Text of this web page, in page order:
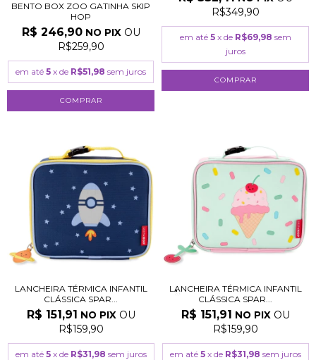
BENTO BOX ZOO GATINHA SKIP
HOP
R$ 246,90NO PIX OU
R$259,90
em até 5 x de R$51,98 sem juros
R$349,90
em até 5 x de R$69,98 sem
juros
LANCHEIRA TÉRMICA INFANTIL
CLÁSSICA SPAR...
R$ 151,91 NO PIX OU
R$159,90
em até 5 x de R$31,98 sem juros
LANCHEIRA TÉRMICA INFANTIL
CLÁSSICA SPAR...
R$ 151,91 NO PIX OU
R$159,90
em até 5 x de R$31,98 sem juros